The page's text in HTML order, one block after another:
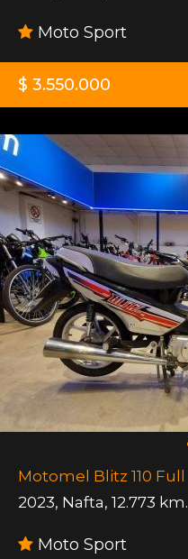
Moto Sport
$ 3.550.000
Motomel Blitz 110 Full
2023, Nafta, 12.773 km.
Moto Sport